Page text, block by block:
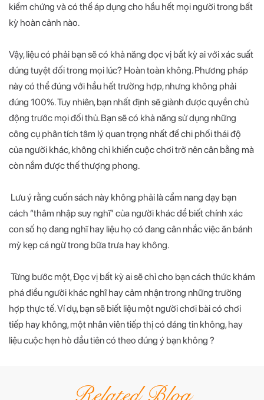
kiểm chứng và có thể áp dụng cho hầu hết mọi người trong bất
kỳ hoàn cảnh nào.
Vậy, liệu có phải bạn sẽ có khả năng đọc vị bất kỳ ai với xác suất
đúng tuyệt đối trong mọi lúc? Hoàn toàn không. Phương pháp
này có thể đúng với hầu hết trường hợp, nhưng không phải
đúng 100%. Tuy nhiên, bạn nhất định sẽ giành được quyền chủ
động trước mọi đối thủ. Bạn sẽ có khả năng sử dụng những
công cụ phân tích tâm lý quan trọng nhất để chi phối thái độ
của người khác, không chỉ khiến cuộc chơi trở nên cân bằng mà
còn nắm được thế thượng phong.
Lưu ý rằng cuốn sách này không phải là cẩm nang dạy bạn
cách “thâm nhập suy nghĩ” của người khác để biết chính xác
con số họ đang nghĩ hay liệu họ có đang cân nhắc việc ăn bánh
mỳ kẹp cá ngừ trong bữa trưa hay không.
Từng bước một, Đọc vị bất kỳ ai sẽ chỉ cho bạn cách thức khám
phá điều người khác nghĩ hay cảm nhận trong những trường
hợp thực tế. Ví dụ, bạn sẽ biết liệu một người chơi bài có chơi
tiếp hay không, một nhân viên tiếp thị có đáng tin không, hay
liệu cuộc hẹn hò đầu tiên có theo đúng ý bạn không ?
Related Blog